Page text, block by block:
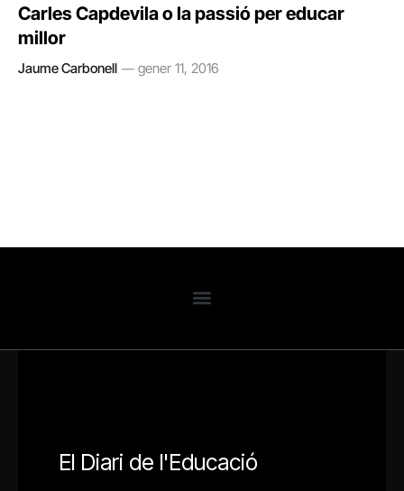
Carles Capdevila o la passió per educar
millor
Jaume Carbonell gener 11, 2016